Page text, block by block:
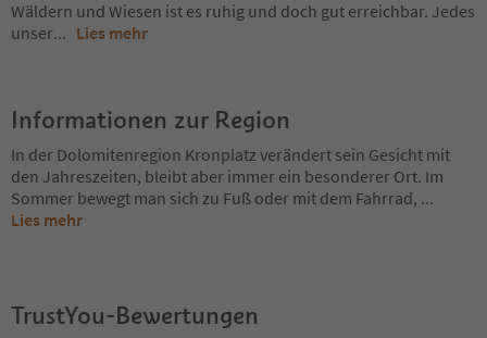
Wäldern und Wiesen ist es ruhig und doch gut erreichbar. Jedes
unser... Lies mehr
Informationen zur Region
In der Dolomitenregion Kronplatz verändert sein Gesicht mit
den Jahreszeiten, bleibt aber immer ein besonderer Ort. Im
Sommer bewegt man sich zu Fuß oder mit dem Fahrrad, ...
Lies mehr
TrustYou-Bewertungen